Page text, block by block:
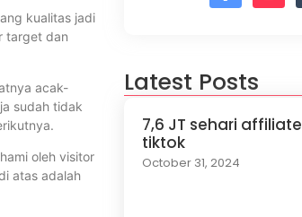
kualitas jadi
target dan
acak-
sudah tidak
oleh visitor
atas adalah
Latest Posts
7,6 JT sehari affiliate
tiktok
October 31, 2024